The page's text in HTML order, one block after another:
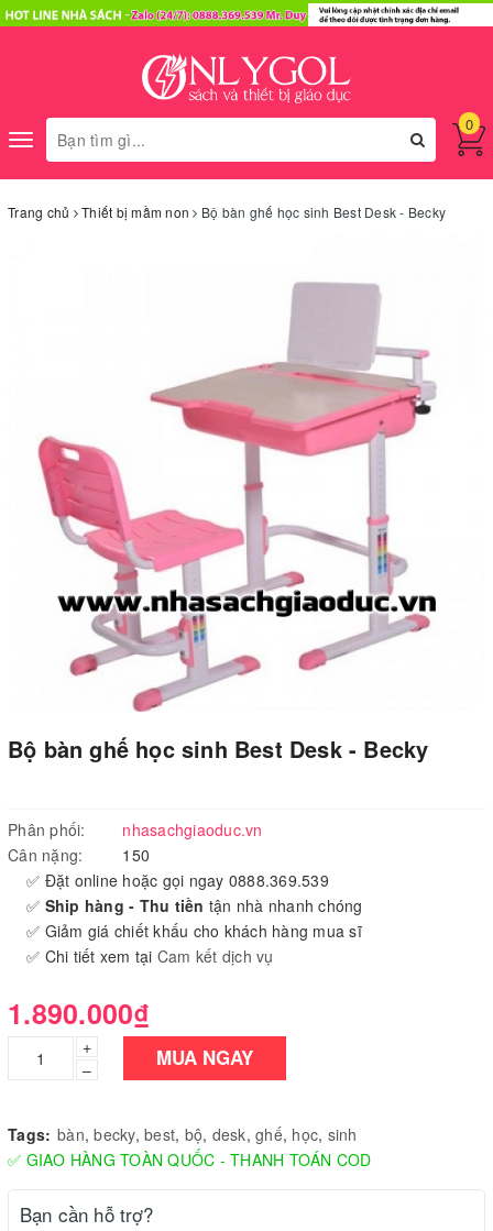
Toggle
navigation
0
Trang chủ Thiết bị mầm non Bộ bàn ghế học sinh Best Desk - Becky
Bộ bàn ghế học sinh Best Desk - Becky
Phân phối:
nhasachgiaoduc.vn
Cân nặng:
150
✅ Đặt online hoặc gọi ngay 0888.369.539
✅ Ship hàng - Thu tiền tận nhà nhanh chóng
✅ Giảm giá chiết khấu cho khách hàng mua sĩ
✅ Chi tiết xem tại Cam kết dịch vụ
1.890.000₫
+
–
MUA NGAY
Tags: bàn,becky, best, bộ, desk, ghế, học, sinh
✅ GIAO HÀNG TOÀN QUỐC - THANH TOÁN COD
Bạn cần hỗ trợ?